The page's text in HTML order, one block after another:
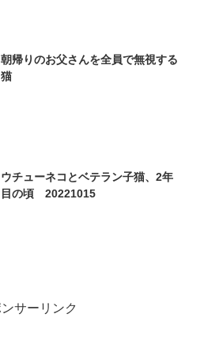
朝帰りのお父さんを全員で無視する
猫
ウチューネコとベテラン子猫、2年
目の頃 20221015
サーリンク